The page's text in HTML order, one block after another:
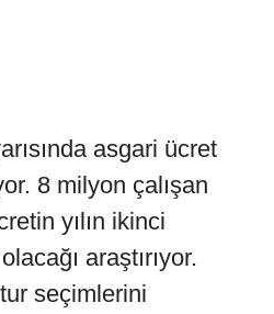
asgari ücret
8 milyon çalışan
yılın ikinci
araştırıyor.
seçimlerini